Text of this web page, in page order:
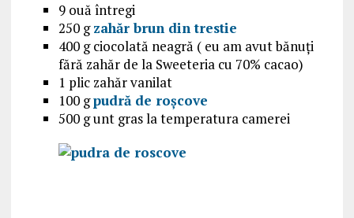
9 ouă întregi
250 gzahăr brun din trestie
400 g ciocolată neagră ( eu am avut bănuți
fără zahăr de la Sweeteria cu 70% cacao)
1 plic zahăr vanilat
100 gpudră de roșcove
500 g unt gras la temperatura camerei